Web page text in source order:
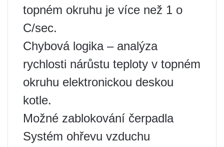
topném okruhu je více než 1 o
C/sec.
Chybová logika – analýza
rychlosti nárůstu teploty v topném
okruhu elektronickou deskou
kotle.
Možné zablokování čerpadla
Systém ohřevu vzduchu